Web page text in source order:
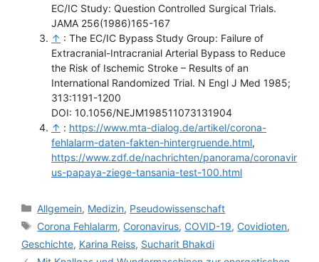
EC/IC Study: Question Controlled Surgical Trials.
JAMA 256(1986)165-167
↑ : The EC/IC Bypass Study Group: Failure of
Extracranial-Intracranial Arterial Bypass to Reduce
the Risk of Ischemic Stroke – Results of an
International Randomized Trial. N Engl J Med 1985;
313:1191-1200
DOI: 10.1056/NEJM198511073131904
↑ : https://www.mta-dialog.de/artikel/corona-
fehlalarm-daten-fakten-hintergruende.html,
https://www.zdf.de/nachrichten/panorama/coronavir
us-papaya-ziege-tansania-test-100.html
Kategorien
Allgemein, Medizin, Pseudowissenschaft
Schlagwörter
Corona Fehlalarm,Coronavirus,COVID-19,Covidioten,
Geschichte, Karina Reiss, Sucharit Bhakdi